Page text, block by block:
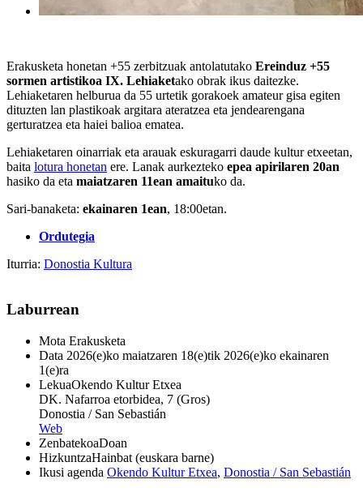
Erakusketa honetan +55 zerbitzuak antolatutako Ereinduz +55
sormen artistikoa IX. Lehiaketako obrak ikus daitezke.
Lehiaketaren helburua da 55 urtetik gorakoek amateur gisa egiten
dituzten lan plastikoak argitara ateratzea eta jendearengana
gerturatzea eta haiei balioa ematea.
Lehiaketaren oinarriak eta arauak eskuragarri daude kultur etxeetan,
baita lotura honetan ere. Lanak aurkezteko epea apirilaren 20an
hasiko da eta maiatzaren 11ean amaituko da.
Sari-banaketa: ekainaren 1ean, 18:00etan.
Ordutegia
Iturria: Donostia Kultura
Laburrean
Mota Erakusketa
Data 2026(e)ko maiatzaren 18(e)tik 2026(e)ko ekainaren
1(e)ra
LekuaOkendo Kultur Etxea
DK. Nafarroa etorbidea, 7 (Gros)
Donostia / San Sebastián
Web
ZenbatekoaDoan
HizkuntzaHainbat (euskara barne)
Ikusi agenda Okendo Kultur Etxea, Donostia / San Sebastián